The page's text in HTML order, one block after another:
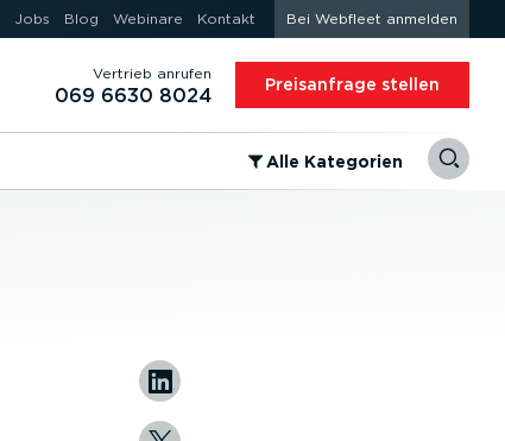
Jobs Blog Webinare Kontakt Bei Webfleet anmelden
Vertrieb anrufen
069 6630 8024 Preis­an­frage stellen
⁠Alle Kategorien